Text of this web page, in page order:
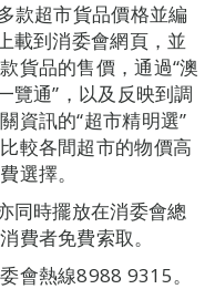
款超市貨品價格並編
載到消委會網頁，並
貨品的售價，通過“澳
覽通”，以及反映到調
資訊的“超市精明選”
較各間超市的物價高
選擇。
同時擺放在消委會總
費者免費索取。
會熱線8988 9315。